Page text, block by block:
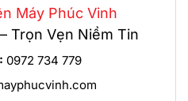
Máy Phúc Vinh
Trọn Vẹn Niềm Tin
0972 734 779